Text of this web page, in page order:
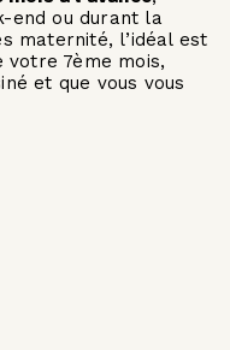
end ou durant la
maternité, l’idéal est
7ème mois,
et que vous vous